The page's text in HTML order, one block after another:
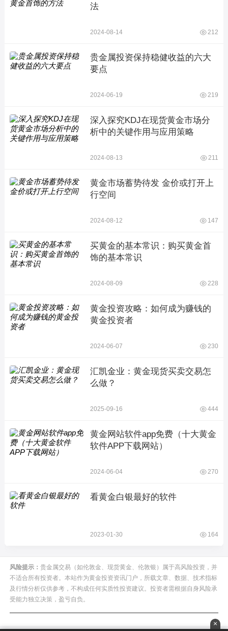
法
2024-08-14 212
贵金属投资保持稳健收益的六大
要点
2024-06-19 219
深入探究KDJ在现货黄金市场分
析中的关键作用与应用策略
2024-08-13 211
黄金市场蓄势待发 金价或打开上
行空间
2024-08-12 147
买黄金的基本常识：购买黄金首
饰的基本常识
2024-08-09 228
黄金投资攻略：如何成为赚钱的
黄金投资者
2024-06-07 230
汇凯金业：黄金现货买卖交易怎
么做？
2025-09-16 444
黄金网站软件app免费（十大黄金
软件APP下载网站）
2024-06-04 270
看黄金白银最好的软件
2023-01-30 164
风险提示： 贵金属交易（如伦敦金、现货黄金、伦敦银）属于高风险投资，并
不适合所有投资者。本站作为黄金投资资讯门户，所载文章、数据、技术指标
及行情分析仅供参考，不构成任何实质性投资建议。投资者需根据自身风险承
受能力独立决策，盈亏自负。
×